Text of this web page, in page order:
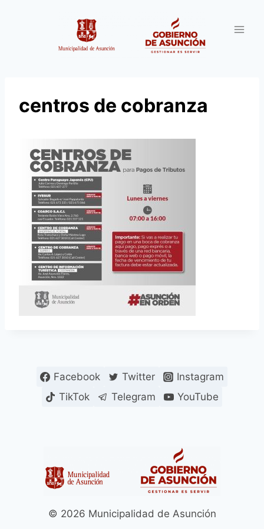
centros de cobranza
Facebook Twitter
Instagram
TikTok
Telegram YouTube
© 2026 Municipalidad de Asunción